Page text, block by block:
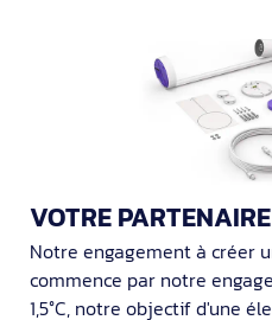
VOTRE
Notre engagement à créer
commence par notre
1,5°C, notre objectif d'une